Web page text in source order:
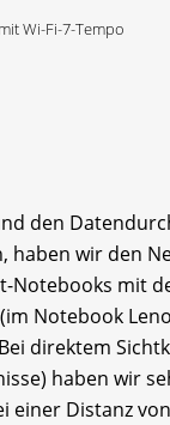
Wi-Fi-7-Tempo
den
haben wir den
Notebooks mit
Notebook
direktem
haben wir
einer Distanz